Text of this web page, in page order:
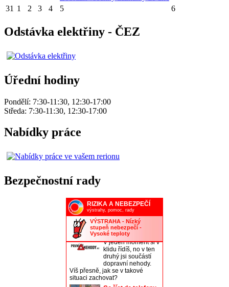
31 1 2 3 4 5 6
Odstávka elektřiny - ČEZ
Úřední hodiny
Pondělí: 7:30-11:30, 12:30-17:00
Středa: 7:30-11:30, 12:30-17:00
Nabídky práce
Bezpečnostní rady